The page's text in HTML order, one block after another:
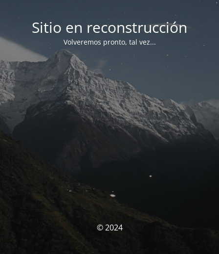
Sitio en reconstrucción
Volveremos pronto, tal vez...
© 2024